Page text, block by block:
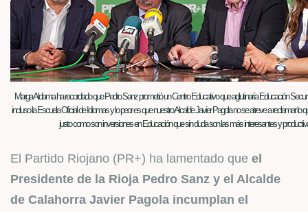
Marga Aldama ha recordado que Pedro Sanz prometió un Centro Educativo que aglutinaría Educación
incluso la Escuela Oficial de Idiomas y lo peor es que nuestro Alcalde Javier Pagola no se atreve a reclamar lo
justo como son inversiones en Educación que sin duda son las más interesantes y
El Partido Riojano (PR+) ha lamentado que el
Presidente de la Rioja Pedro Sanz y el Alcalde
de Calahorra Javier Pagola incumplan el